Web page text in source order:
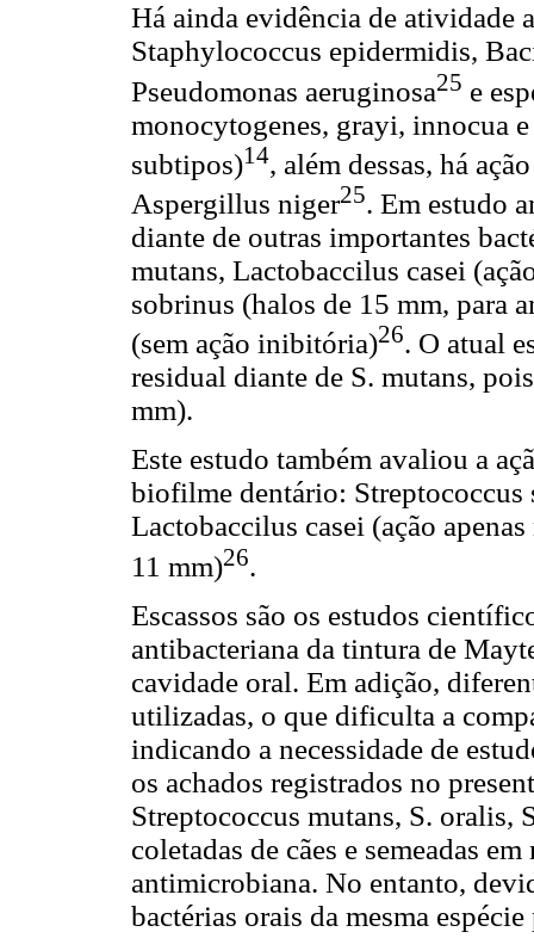
Há ainda evidência de atividade
Staphylococcus epidermidis,
Pseudomonas aeruginosa25 e
monocytogenes, grayi, innocua
subtipos)14, além dessas, há
Aspergillus niger25. Em estudo
diante de outras importantes
mutans, Lactobaccilus casei
sobrinus (halos de 15 mm, para
(sem ação inibitória)26. O atual
residual diante de S. mutans,
mm).
Este estudo também avaliou a
biofilme dentário: Streptococcus
Lactobaccilus casei (ação
11 mm)26.
Escassos são os estudos
antibacteriana da tintura de
cavidade oral. Em adição,
utilizadas, o que dificulta a
indicando a necessidade de
os achados registrados no
Streptococcus mutans, S. oralis,
coletadas de cães e semeadas
antimicrobiana. No entanto,
bactérias orais da mesma